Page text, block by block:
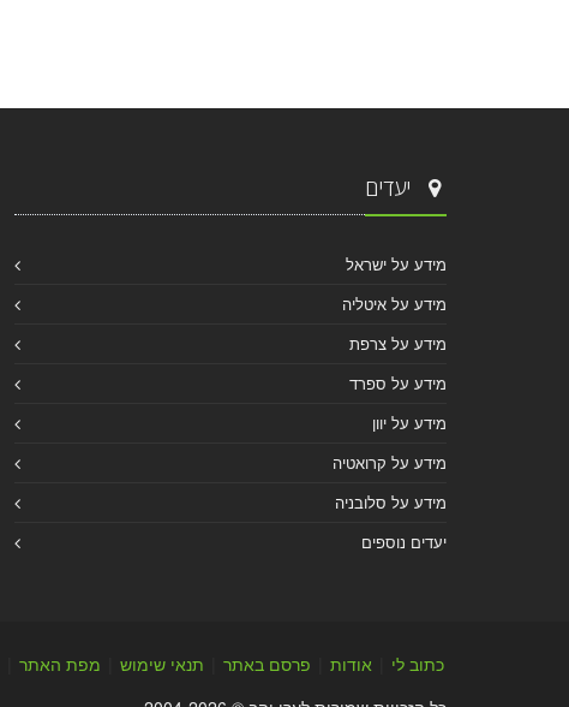
יעדים
מידע על ישראל
מידע על איטליה
מידע על צרפת
מידע על ספרד
מידע על יוון
מידע על קרואטיה
מידע על סלובניה
יעדים נוספים
כתוב לי אודות פרסם באתר תנאי שימוש מפת האתר